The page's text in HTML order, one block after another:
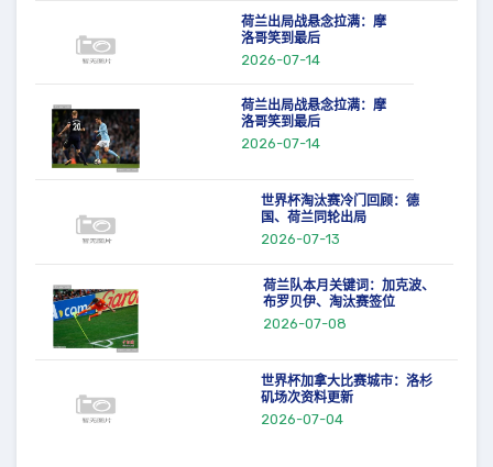
荷兰出局战悬念拉满：摩
洛哥笑到最后
2026-07-14
荷兰出局战悬念拉满：摩
洛哥笑到最后
2026-07-14
世界杯淘汰赛冷门回顾：德
国、荷兰同轮出局
2026-07-13
荷兰队本月关键词：加克波、
布罗贝伊、淘汰赛签位
2026-07-08
世界杯加拿大比赛城市：洛杉
矶场次资料更新
2026-07-04